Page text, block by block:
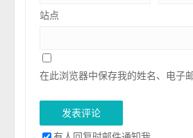
站点
在此浏览器中保存我的姓名、电子